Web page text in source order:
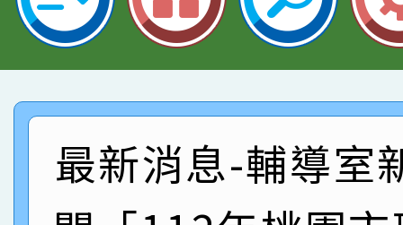
指導老師林老師
賽 劉文瑛教師榮獲教
臺灣台語-第二名
賀！本校參與2026世
市賽榮獲科學小創客佳
創客第三名。
賀！本校參加桃園市中
賽 洪綺君教師榮獲社
名
倩參加桃園市科展 國
賀！本校四年二班張O
最新消息-輔導室